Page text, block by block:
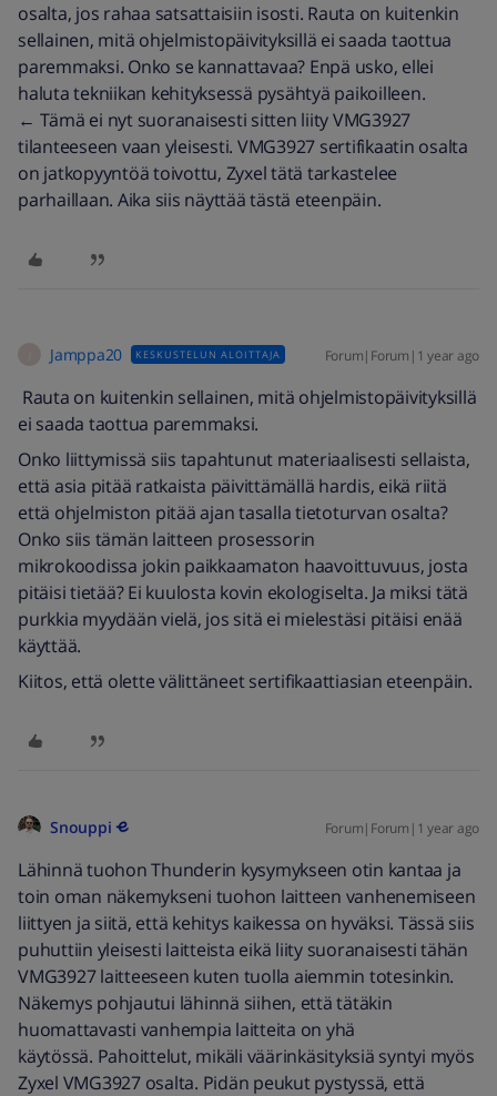
osalta, jos rahaa satsattaisiin isosti. Rauta on kuitenkin
sellainen, mitä ohjelmistopäivityksillä ei saada taottua
paremmaksi. Onko se kannattavaa? Enpä usko, ellei
haluta tekniikan kehityksessä pysähtyä paikoilleen.
← Tämä ei nyt suoranaisesti sitten liity VMG3927
tilanteeseen vaan yleisesti. VMG3927 sertifikaatin osalta
on jatkopyyntöä toivottu, Zyxel tätä tarkastelee
parhaillaan. Aika siis näyttää tästä eteenpäin.
Jamppa20 KESKUSTELUN ALOITTAJA Forum|Forum|1 year ago
Rauta on kuitenkin sellainen, mitä ohjelmistopäivityksillä
ei saada taottua paremmaksi.
Onko liittymissä siis tapahtunut materiaalisesti sellaista,
että asia pitää ratkaista päivittämällä hardis, eikä riitä
että ohjelmiston pitää ajan tasalla tietoturvan osalta?
Onko siis tämän laitteen prosessorin
mikrokoodissa jokin paikkaamaton haavoittuvuus, josta
pitäisi tietää? Ei kuulosta kovin ekologiselta. Ja miksi tätä
purkkia myydään vielä, jos sitä ei mielestäsi pitäisi enää
käyttää.
Kiitos, että olette välittäneet sertifikaattiasian eteenpäin.
Snouppi Forum|Forum|1 year ago
Lähinnä tuohon Thunderin kysymykseen otin kantaa ja
toin oman näkemykseni tuohon laitteen vanhenemiseen
liittyen ja siitä, että kehitys kaikessa on hyväksi. Tässä siis
puhuttiin yleisesti laitteista eikä liity suoranaisesti tähän
VMG3927 laitteeseen kuten tuolla aiemmin totesinkin.
Näkemys pohjautui lähinnä siihen, että tätäkin
huomattavasti vanhempia laitteita on yhä
käytössä. Pahoittelut, mikäli väärinkäsityksiä syntyi myös
Zyxel VMG3927 osalta. Pidän peukut pystyssä, että